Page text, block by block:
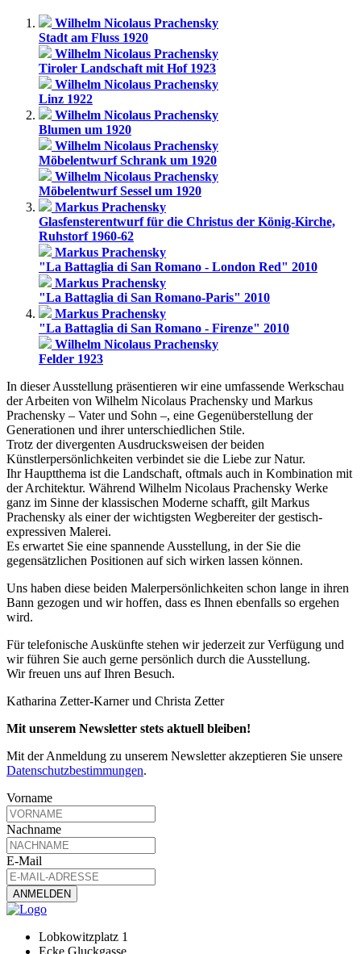
Wilhelm Nicolaus Prachensky
Stadt am Fluss 1920
Wilhelm Nicolaus Prachensky
Tiroler Landschaft mit Hof 1923
Wilhelm Nicolaus Prachensky
Linz 1922
Wilhelm Nicolaus Prachensky
Blumen um 1920
Wilhelm Nicolaus Prachensky
Möbelentwurf Schrank um 1920
Wilhelm Nicolaus Prachensky
Möbelentwurf Sessel um 1920
Markus Prachensky
Glasfensterentwurf für die Christus der König-Kirche,
Ruhstorf 1960-62
Markus Prachensky
"La Battaglia di San Romano - London Red" 2010
Markus Prachensky
"La Battaglia di San Romano-Paris" 2010
Markus Prachensky
"La Battaglia di San Romano - Firenze" 2010
Wilhelm Nicolaus Prachensky
Felder 1923
In dieser Ausstellung präsentieren wir eine umfassende Werkschau
der Arbeiten von Wilhelm Nicolaus Prachensky und Markus
Prachensky – Vater und Sohn –, eine Gegenüberstellung der
Generationen und ihrer unterschiedlichen Stile.
Trotz der divergenten Ausdrucksweisen der beiden
Künstlerpersönlichkeiten verbindet sie die Liebe zur Natur.
Ihr Hauptthema ist die Landschaft, oftmals auch in Kombination mit
der Architektur. Während Wilhelm Nicolaus Prachensky Werke
ganz im Sinne der klassischen Moderne schafft, gilt Markus
Prachensky als einer der wichtigsten Wegbereiter der gestisch-
expressiven Malerei.
Es erwartet Sie eine spannende Ausstellung, in der Sie die
gegensätzlichen Positionen auf sich wirken lassen können.
Uns haben diese beiden Malerpersönlichkeiten schon lange in ihren
Bann gezogen und wir hoffen, dass es Ihnen ebenfalls so ergehen
wird.
Für telefonische Auskünfte stehen wir jederzeit zur Verfügung und
wir führen Sie auch gerne persönlich durch die Ausstellung.
Wir freuen uns auf Ihren Besuch.
Katharina Zetter-Karner und Christa Zetter
Mit unserem Newsletter stets aktuell bleiben!
Mit der Anmeldung zu unserem Newsletter akzeptieren Sie unsere
Datenschutzbestimmungen.
Vorname
Nachname
E-Mail
Lobkowitzplatz 1